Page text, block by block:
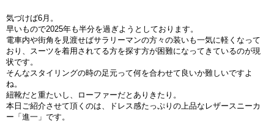
気づけば6月。
早いもので2025年も半分を過ぎようとしております。
電車内や街角を見渡せばサラリーマンの方々の装いも一気に軽くなって
おり、スーツを着用されてる方を探す方が困難になってきているのが現
状です。
そんなスタイリングの時の足元って何を合わせて良いか難しいですよ
ね。
紐靴だと重たいし、ローファーだとありきたり。
本日ご紹介させて頂くのは、ドレス感たっぷりの上品なレザースニーカ
ー「進一」です。